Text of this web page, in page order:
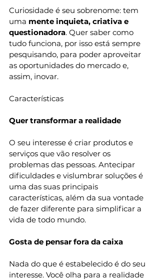
Curiosidade é seu sobrenome: tem
uma mente inquieta, criativa e
questionadora. Quer saber como
tudo funciona, por isso está sempre
pesquisando, para poder aproveitar
as oportunidades do mercado e,
assim, inovar.
Características
Quer transformar a realidade
O seu interesse é criar produtos e
serviços que vão resolver os
problemas das pessoas. Antecipar
dificuldades e vislumbrar soluções é
uma das suas principais
características, além da sua vontade
de fazer diferente para simplificar a
vida de todo mundo.
Gosta de pensar fora da caixa
Nada do que é estabelecido é do seu
interesse. Você olha para a realidade